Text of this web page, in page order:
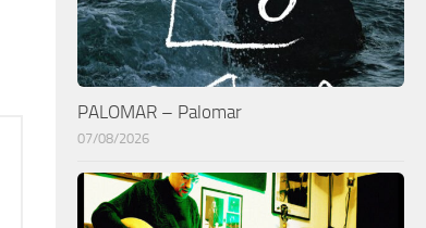
PALOMAR – Palomar
07/08/2026